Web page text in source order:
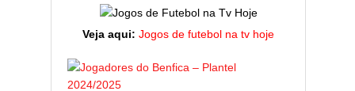
Veja aqui: Jogos de futebol na tv hoje